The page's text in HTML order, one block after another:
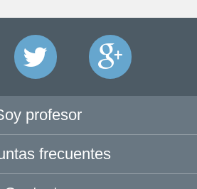
profesor
frecuentes